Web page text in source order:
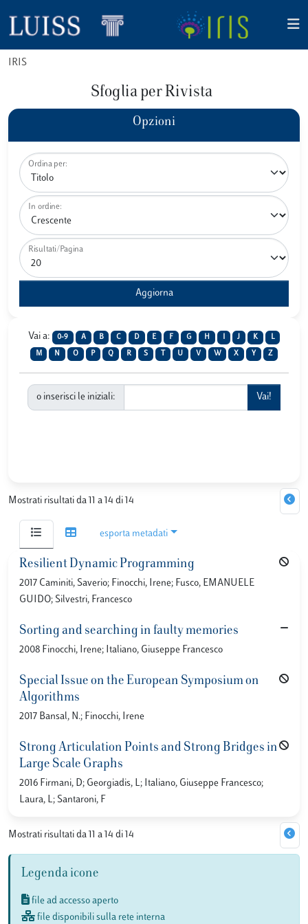
IRIS
Sfoglia per Rivista
Opzioni
Ordina per:
In ordine:
Risultati/Pagina
Vai a: 0-9 A B C D E F G H J K L
M N O P Q R S U V W X Y Z
o inserisci le iniziali:
Mostrati risultati da 11 a 14 di 14
esporta metadati
Resilient Dynamic Programming
2017 Caminiti, Saverio; Finocchi, Irene; Fusco, EMANUELE
GUIDO; Silvestri, Francesco
Sorting and searching in faulty memories
2008 Finocchi, Irene; Italiano, Giuseppe Francesco
Special Issue on the European Symposium on
Algorithms
2017 Bansal, N.; Finocchi, Irene
Strong Articulation Points and Strong Bridges in
Large Scale Graphs
2016 Firmani, D; Georgiadis, L; Italiano, Giuseppe Francesco;
Laura, L; Santaroni, F
Mostrati risultati da 11 a 14 di 14
Legenda icone
file ad accesso aperto
file disponibili sulla rete interna